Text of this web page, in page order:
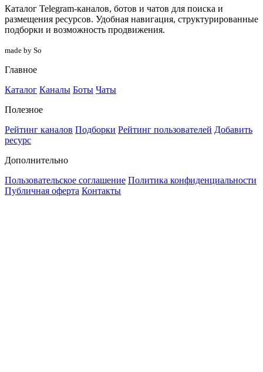
Каталог Telegram-каналов, ботов и чатов для поиска и
размещения ресурсов. Удобная навигация, структурированные
подборки и возможность продвижения.
made by So
Главное
Каталог Каналы Боты Чаты
Полезное
Рейтинг каналов Подборки Рейтинг пользователей Добавить
ресурс
Дополнительно
Пользовательское соглашение Политика конфиденциальности
Публичная оферта Контакты